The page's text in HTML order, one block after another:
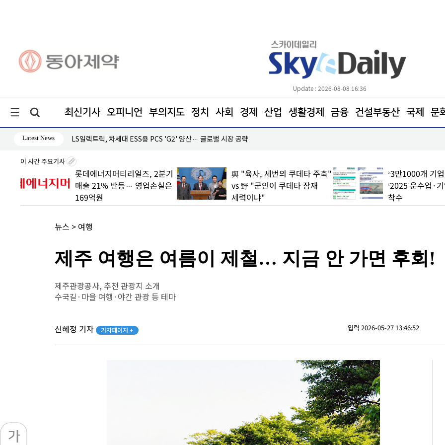
Update : 2026-08-08 16:36
최신기사 오피니언 부의지도 정치 사회 경제 산업 생활경제 금융 건설부동산 국제 문
Latest News
자 지속 LS일렉트릭, 차세대 ESS용 PCS 'G2' 양산… 글로벌 시장 공략
이 시간 주요기사
롯데에너지머티리얼즈, 2분기
매출 21% 반등… 영업손실은
169억원
與 "육사, 세번의 쿠데타 주축"
vs 野 "군인이 쿠데타 잠재
세력이냐"
“3만1000개 기
‘2025 운수업·
착수
뉴스 > 여행
제주 여행은 여름이 제철… 지금 안 가면 후회!
제주관광공사, 추천 관광지 소개
수국길·마을 여행·야간 관광 등 테마
신혜정 기자 기자페이지 + 입력 2026-05-27 13:46:52